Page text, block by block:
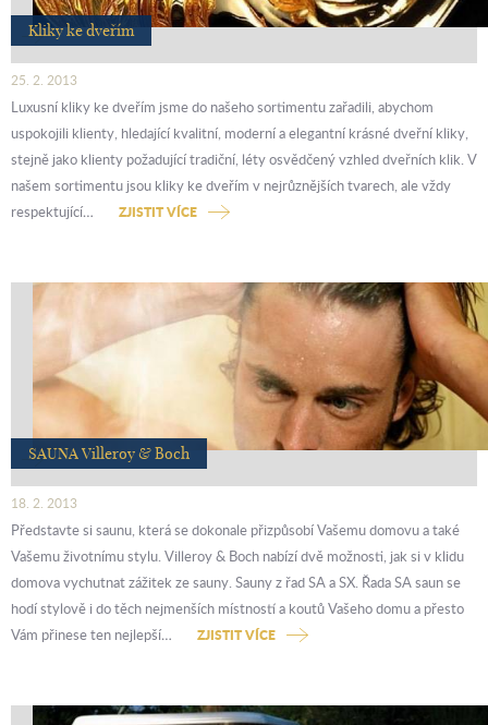
Kliky ke dveřím
25. 2. 2013
Luxusní kliky ke dveřím jsme do našeho sortimentu zařadili, abychom
uspokojili klienty, hledající kvalitní, moderní a elegantní krásné dveřní kliky,
stejně jako klienty požadující tradiční, léty osvědčený vzhled dveřních klik. V
našem sortimentu jsou kliky ke dveřím v nejrůznějších tvarech, ale vždy
respektující…
ZJISTIT VÍCE
SAUNA Villeroy & Boch
18. 2. 2013
Představte si saunu, která se dokonale přizpůsobí Vašemu domovu a také
Vašemu životnímu stylu. Villeroy & Boch nabízí dvě možnosti, jak si v klidu
domova vychutnat zážitek ze sauny. Sauny z řad SA a SX. Řada SA saun se
hodí stylově i do těch nejmenších místností a koutů Vašeho domu a přesto
Vám přinese ten nejlepší…
ZJISTIT VÍCE